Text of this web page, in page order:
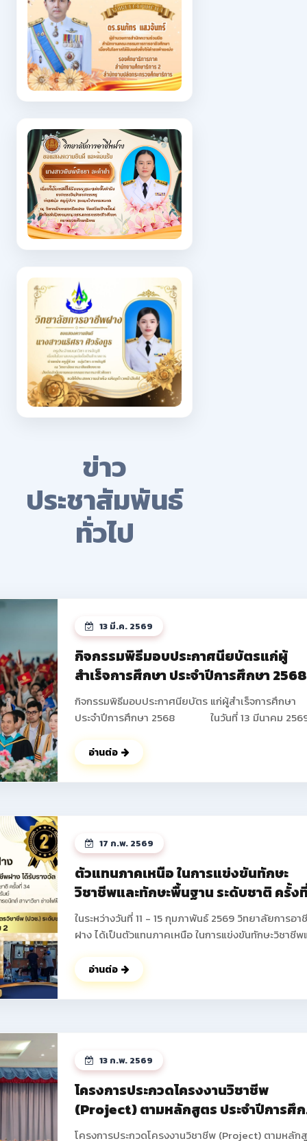
ข่าว
ประชาสัมพันธ์
ทั่วไป
13 มี.ค. 2569
กิจกรรมพิธีมอบประกาศนียบัตรแก่ผู้
สำเร็จการศึกษา ประจำปีการศึกษา 2568
กิจกรรมพิธีมอบประกาศนียบัตร แก่ผู้สำเร็จการศึกษา
ประจำปีการศึกษา 2568 ในวันที่ 13 มีนาคม 2569
ประกาศนียบัตร แก่ผู้สำเร็จการศึกษา ประจำปีการศึกษา
2568 ซึ่งมีนักเรียน นักศึกษาที่เข้าร่วมกิจกรรมในครั้งนี้
จำนวนทั้งสิ้น 673 คน โดยมีนายปัญญา ช่างงาน ผู้อำน
คณะผู้บริหารยังได้ร่วมบันทึกภาพกับนักเรียน นักศึกษา
ผู้ปกครองเป็นที่ระลึก ดูรูปกิจกรรมเพิ่ม
เติม >> https://drive.google.com/drive/folders/
usp=drive_link ดูรูปกิจกรรมเพิ่มเติม
>> https://photos.app.goo.gl/
อ่านต่อ
17 ก.พ. 2569
ตัวแทนภาคเหนือ ในการแข่งขันทักษะ
วิชาชีพและทักษะพื้นฐาน ระดับชาติ ครั้ง
34 ประจำปีการศึกษา 2568
ในระหว่างวันที่ 11 - 15 กุมภาพันธ์ 2569 วิทยาลัยการอา
ฝาง ได้เป็นตัวแทนภาคเหนือ ในการแข่งขันทักษะวิชาชีพ
ณ จังหวัดบุรีรัมย์ โดยได้รับรางวัลกลับมาสู่รั้ววิทยาลัย
อาชีพฝาง ดังนี้ 1.ทักษะการติดตั้งไฟฟ้าและควบคุมไฟฟ้า
ระดับประกาศนียบัตรวิชาชีพ (ปวช.) ระดับชาติ ได้รับรางวัล
นายอดิศร ฐิติธรรมรัตน์ 2.ทักษะงานฝึกฝีมือเชิงสร้างสรรค์
ระดับประกาศนียบัตรวิชาชีพ (ปวช.) ระดับชาติ ได้รับรางวัล
รองชนะเลิศ อันดับ 3 มาตรฐานระดับเหรียญทองแดง นาย
ปอนด์ ปากน้อย นักเรียน ชั้น ปวช.1 สาขาวิชาช่างยนต์ ครูผู้
ควบคุม นายสงกรานต์ คำดา ดูรูปภาพเพิมเติม
อ่านต่อ
13 ก.พ. 2569
โครงการประกวดโครงงานวิชาชีพ
(Project) ตามหลักสูตร ประจำปีการศึ
2568
โครงการประกวดโครงงานวิชาชีพ (Project) ตามหลัก